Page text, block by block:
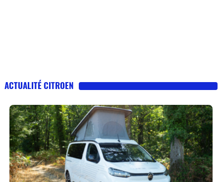
ACTUALITÉ CITROEN